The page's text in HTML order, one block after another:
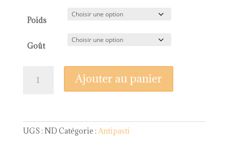
prix :
6,25€
25,00€
Poids
Goût
Ajouter au panier
UGS : ND Catégorie : Antipasti